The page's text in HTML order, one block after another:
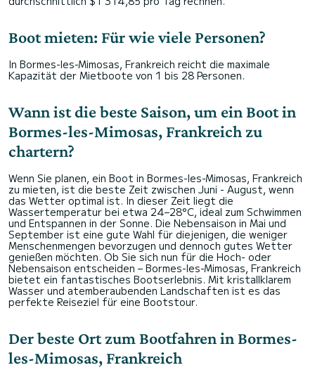
Boot mieten: Für wie viele Personen?
In Bormes-les-Mimosas, Frankreich reicht die maximale
Kapazität der Mietboote von 1 bis 28 Personen.
Wann ist die beste Saison, um ein Boot in
Bormes-les-Mimosas, Frankreich zu
chartern?
Wenn Sie planen, ein Boot in Bormes-les-Mimosas, Frankreich
zu mieten, ist die beste Zeit zwischen Juni - August, wenn
das Wetter optimal ist. In dieser Zeit liegt die
Wassertemperatur bei etwa 24–28°C, ideal zum Schwimmen
und Entspannen in der Sonne. Die Nebensaison in Mai und
September ist eine gute Wahl für diejenigen, die weniger
Menschenmengen bevorzugen und dennoch gutes Wetter
genießen möchten. Ob Sie sich nun für die Hoch- oder
Nebensaison entscheiden – Bormes-les-Mimosas, Frankreich
bietet ein fantastisches Bootserlebnis. Mit kristallklarem
Wasser und atemberaubenden Landschaften ist es das
perfekte Reiseziel für eine Bootstour.
Der beste Ort zum Bootfahren in Bormes-
les-Mimosas, Frankreich